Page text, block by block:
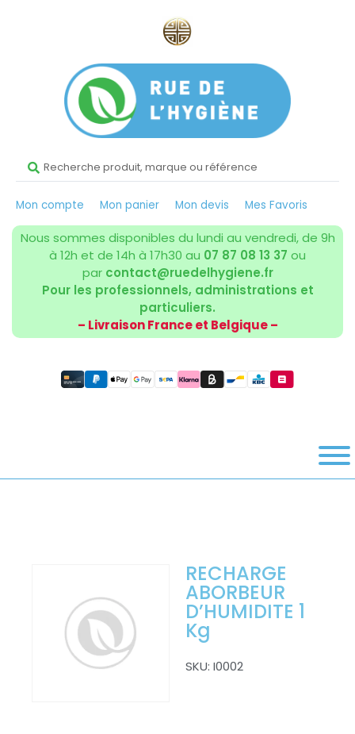
Mon compte Mon panier Mon devis Mes Favoris
Nous sommes disponibles du lundi au vendredi, de 9h
à 12h et de 14h à 17h30 au 07 87 08 13 37 ou
par contact@ruedelhygiene.fr
Pour les professionnels, administrations et
particuliers.
– Livraison France et Belgique –
RECHARGE
ABORBEUR
D’HUMIDITE 1
Kg
SKU: I0002